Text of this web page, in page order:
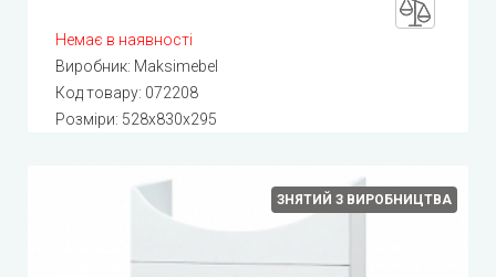
Немає в наявності
Виробник: Maksimebel
Код товару: 072208
Розміри: 528x830x295
ЗНЯТИЙ З ВИРОБНИЦТВА